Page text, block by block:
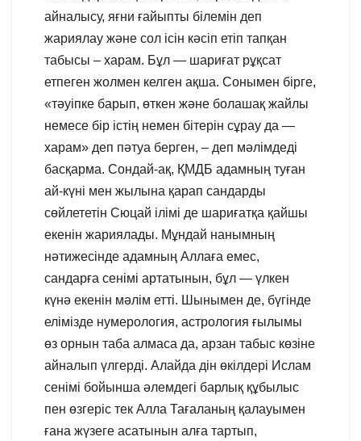
айналысу, яғни ғайыпты білемін деп
жариялау және сол ісін кәсіп етіп тапқан
табысы – харам. Бұл — шариғат рұқсат
етпеген жолмен келген ақша. Сонымен бірге,
«тәуіпке барып, өткен және болашақ жайлы
немесе бір істің немен бітерін сұрау да —
харам» деп пәтуа берген, – деп мәлімдеді
басқарма. Сондай-ақ, ҚМДБ адамның туған
ай-күні мен жылына қарап сандарды
сөйлететін Сюцай ілімі де шариғатқа қайшы
екенін жариялады. Мұндай нанымның
нәтижесінде адамның Аллаға емес,
сандарға сенімі артатынын, бұл — үлкен
күнә екенін мәлім етті. Шынымен де, бүгінде
елімізде нумерология, астрология ғылымы
өз орнын таба алмаса да, арзан табыс көзiне
айналып үлгердi. Алайда дін өкілдері Ислам
сенімі бойынша әлемдегі барлық құбылыс
пен өзгеріс тек Алла Тағаланың қалауымен
ғана жүзеге асатынын алға тартып,